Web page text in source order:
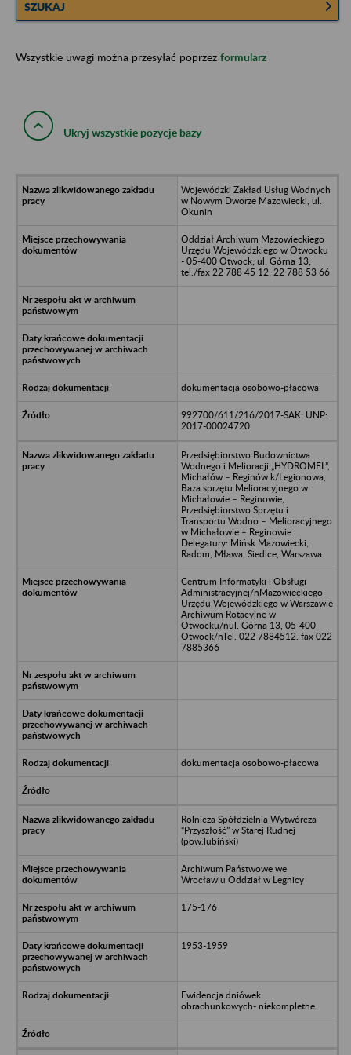
SZUKAJ
Wszystkie uwagi można przesyłać poprzez formularz
Ukryj wszystkie pozycje bazy
Wojewódzki Zakład Usług Wodnych
w Nowym Dworze Mazowiecki, ul.
Okunin
Oddział Archiwum Mazowieckiego
Urzędu Wojewódzkiego w Otwocku
- 05-400 Otwock; ul. Górna 13;
tel./fax 22 788 45 12; 22 788 53 66
dokumentacja osobowo-płacowa
992700/611/216/2017-SAK; UNP:
2017-00024720
Przedsiębiorstwo Budownictwa
Wodnego i Melioracji „HYDROMEL”,
Michałów – Reginów k/Legionowa,
Baza sprzętu Melioracyjnego w
Michałowie – Reginowie,
Przedsiębiorstwo Sprzętu i
Transportu Wodno – Melioracyjnego
w Michałowie – Reginowie.
Delegatury: Mińsk Mazowiecki,
Radom, Mława, Siedlce, Warszawa.
Centrum Informatyki i Obsługi
Administracyjnej/nMazowieckiego
Urzędu Wojewódzkiego w Warszawie
Archiwum Rotacyjne w
Otwocku/nul. Górna 13, 05-400
Otwock/nTel. 022 7884512. fax 022
7885366
dokumentacja osobowo-płacowa
Rolnicza Spółdzielnia Wytwórcza
“Przyszłość” w Starej Rudnej
(pow.lubiński)
Archiwum Państwowe we
Wrocławiu Oddział w Legnicy
175-176
1953-1959
Ewidencja dniówek
obrachunkowych- niekompletne